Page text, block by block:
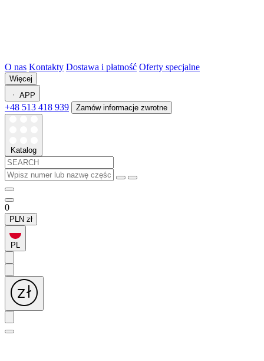
O nas Kontakty Dostawa i płatność Oferty specjalne
Więcej
APP
+48 513 418 939 Zamów informacje zwrotne
Katalog
0
PLN zł
PL